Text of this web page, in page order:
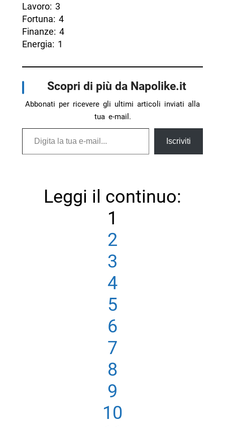
Lavoro: 3
Fortuna: 4
Finanze: 4
Energia: 1
Scopri di più da Napolike.it
Abbonati per ricevere gli ultimi articoli inviati alla
tua e-mail.
Digita la tua e-mail...
Iscriviti
Leggi il continuo:
1
2
3
4
5
6
7
8
9
10